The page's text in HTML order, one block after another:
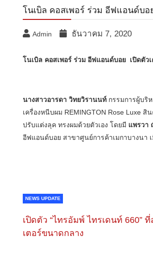
โนเบิล คอสเพอร์ ร่วม อีฟแอนด์บอ
Admin ธันวาคม 7, 2020
โนเบิล คอสเพอร์ ร่วม อีฟแอนด์บอย เปิดตัว
นางสาวอารดา วิทยวิรานนท์ กรรมการผู้บริ
เครื่องหนีบผม REMINGTON Rose Luxe
ปรับแต่งลุค ทรงผมด้วยตัวเอง โดยมี แพรวา
อีฟแอนด์บอย สาขาศูนย์การค้าเมกาบางนา เ
NEWS UPDATE
เปิดตัว “ไทรอัมพ์ ไทรเดนท์ 660”
เตอร์ขนาดกลาง